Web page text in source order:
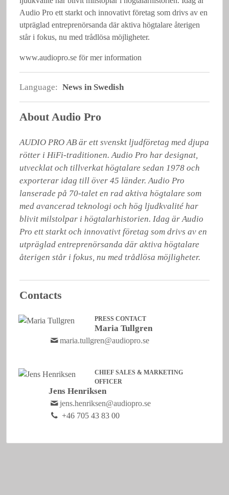
Audio Pro ett starkt och innovativt företag som drivs av en
utpräglad entreprenörsanda där aktiva högtalare återigen
står i fokus, nu med trådlösa möjligheter.
www.audiopro.se för mer information
Language: News in Swedish
About Audio Pro
AUDIO PRO AB är ett svenskt ljudföretag med djupa
rötter i HiFi-traditionen. Audio Pro har designat,
utvecklat och tillverkat högtalare sedan 1978 och
exporterar idag till över 45 länder. Audio Pro
lanserade på 70-talet en rad aktiva högtalare som
med avancerad teknologi och hög ljudkvalité har
blivit milstolpar i högtalarhistorien. Idag är Audio
Pro ett starkt och innovativt företag som drivs av en
utpräglad entreprenörsanda där aktiva högtalare
återigen står i fokus, nu med trådlösa möjligheter.
Contacts
PRESS CONTACT
Maria Tullgren
maria.tullgren@audiopro.se
CHIEF SALES & MARKETING
OFFICER
Jens Henriksen
jens.henriksen@audiopro.se
+46 705 43 83 00